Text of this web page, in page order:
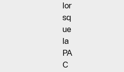
lor
sq
ue
la
PA
C